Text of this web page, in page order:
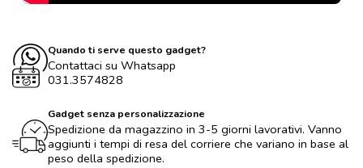
Quando ti serve questo gadget?
Contattaci su Whatsapp
031.3574828
Gadget senza personalizzazione
Spedizione da magazzino in 3-5 giorni lavorativi. Vanno
aggiunti i tempi di resa del corriere che variano in base al
peso della spedizione.